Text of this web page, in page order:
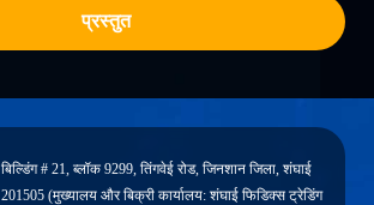
प्रस्तुत
बिल्डिंग # 21, ब्लॉक 9299, तिंगवेई रोड, जिनशान जिला, शंघाई
201505 (मुख्यालय और बिक्री कार्यालय: शंघाई फिडिक्स ट्रेडिंग